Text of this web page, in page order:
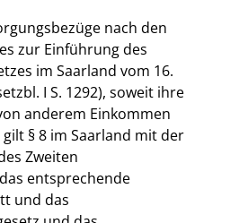
nach den
zur Einführung des
im Saarland vom 16.
I S. 1292), soweit ihre
anderem Einkommen
§ 8 im Saarland mit der
Zweiten
entsprechende
und das